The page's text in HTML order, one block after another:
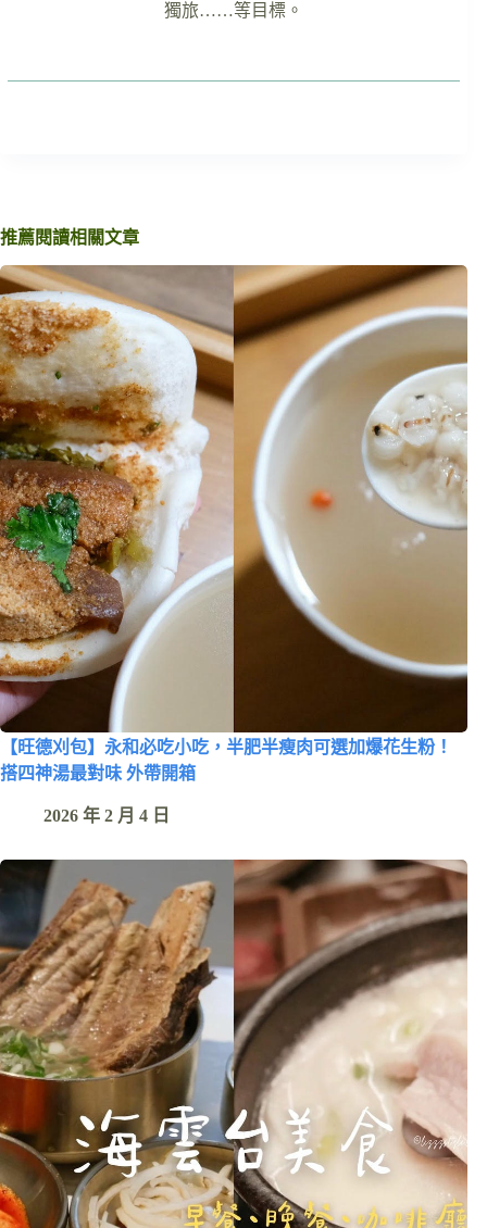
獨旅……等目標。
推薦閱讀相關文章
【旺德刈包】永和必吃小吃，半肥半瘦肉可選加爆花生粉！
搭四神湯最對味 外帶開箱
2026 年 2 月 4 日